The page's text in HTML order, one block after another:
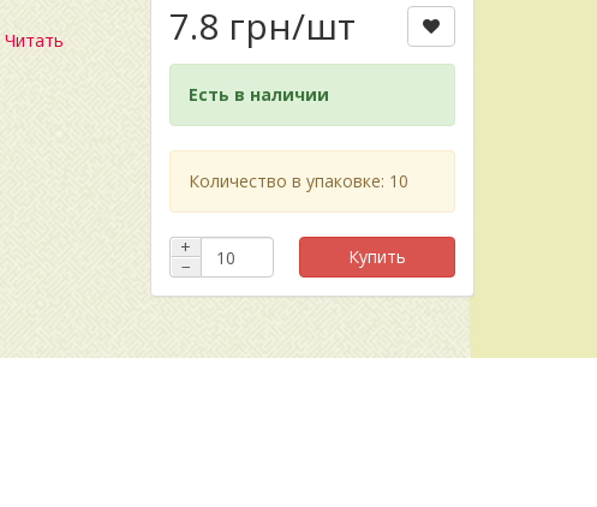
Читать
7.8 грн/шт
Есть в наличии
Количество в упаковке: 10
+
−
Купить